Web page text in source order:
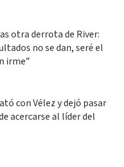
otra derrota de River:
no se dan, seré el
irme”
con Vélez y dejó pasar
acercarse al líder del